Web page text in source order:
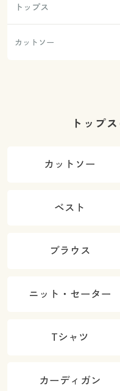
トップス
カットソー
トップ
カットソー
ベスト
ブラウス
ニット・セーター
Tシャツ
カーディガン